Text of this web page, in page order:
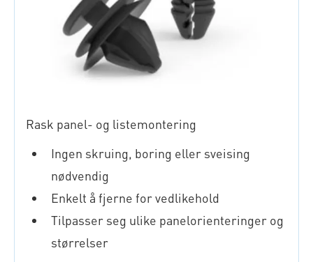
Rask panel- og listemontering
Ingen skruing, boring eller sveising
nødvendig
Enkelt å fjerne for vedlikehold
Tilpasser seg ulike panelorienteringer og
størrelser